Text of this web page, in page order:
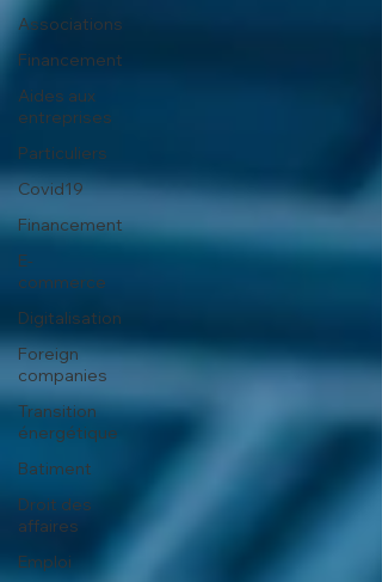
Associations
Financement
Aides aux
entreprises
Particuliers
Covid19
Financement
E-
commerce
Digitalisation
Foreign
companies
Transition
énergétique
Batiment
Droit des
affaires
Emploi